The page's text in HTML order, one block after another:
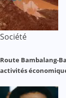
Société
Route Bambalang-
activités